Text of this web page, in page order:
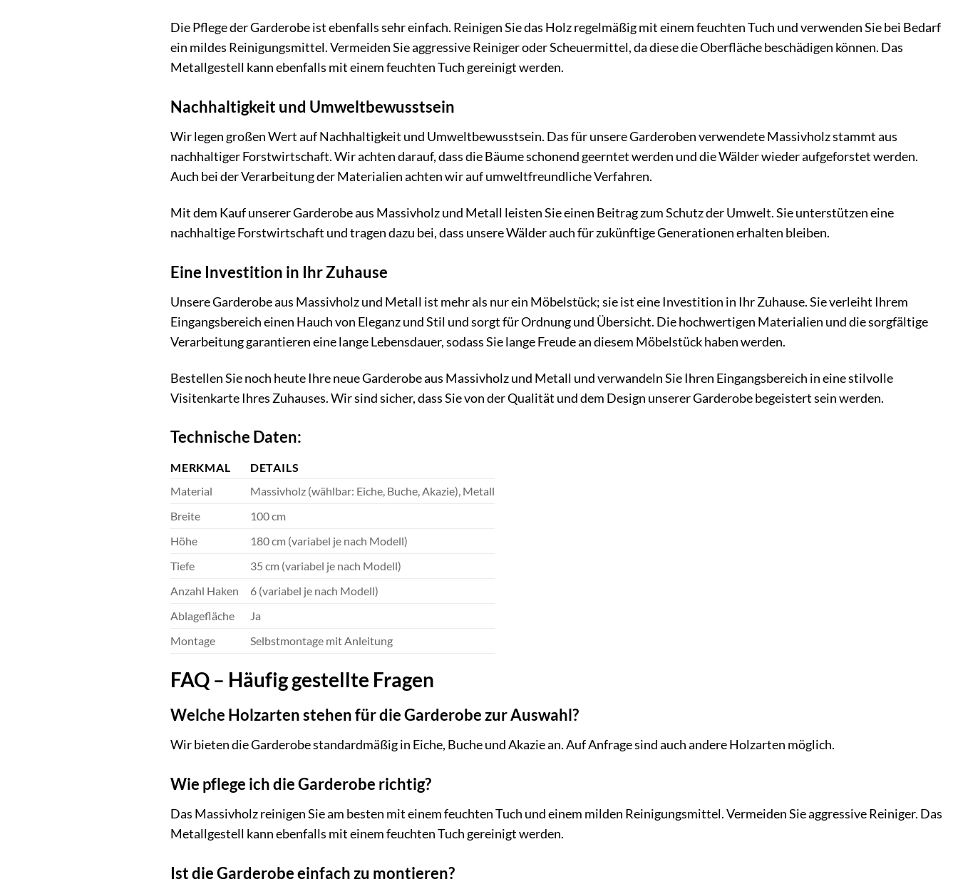
Die Pflege der Garderobe ist ebenfalls sehr einfach. Reinigen Sie das Holz regelmäßig mit einem feuchten Tuch und verwenden Sie bei Bedarf
ein mildes Reinigungsmittel. Vermeiden Sie aggressive Reiniger oder Scheuermittel, da diese die Oberfläche beschädigen können. Das
Metallgestell kann ebenfalls mit einem feuchten Tuch gereinigt werden.
Nachhaltigkeit und Umweltbewusstsein
Wir legen großen Wert auf Nachhaltigkeit und Umweltbewusstsein. Das für unsere Garderoben verwendete Massivholz stammt aus
nachhaltiger Forstwirtschaft. Wir achten darauf, dass die Bäume schonend geerntet werden und die Wälder wieder aufgeforstet werden.
Auch bei der Verarbeitung der Materialien achten wir auf umweltfreundliche Verfahren.
Mit dem Kauf unserer Garderobe aus Massivholz und Metall leisten Sie einen Beitrag zum Schutz der Umwelt. Sie unterstützen eine
nachhaltige Forstwirtschaft und tragen dazu bei, dass unsere Wälder auch für zukünftige Generationen erhalten bleiben.
Eine Investition in Ihr Zuhause
Unsere Garderobe aus Massivholz und Metall ist mehr als nur ein Möbelstück; sie ist eine Investition in Ihr Zuhause. Sie verleiht Ihrem
Eingangsbereich einen Hauch von Eleganz und Stil und sorgt für Ordnung und Übersicht. Die hochwertigen Materialien und die sorgfältige
Verarbeitung garantieren eine lange Lebensdauer, sodass Sie lange Freude an diesem Möbelstück haben werden.
Bestellen Sie noch heute Ihre neue Garderobe aus Massivholz und Metall und verwandeln Sie Ihren Eingangsbereich in eine stilvolle
Visitenkarte Ihres Zuhauses. Wir sind sicher, dass Sie von der Qualität und dem Design unserer Garderobe begeistert sein werden.
Technische Daten:
MERKMAL
DETAILS
Material
Massivholz (wählbar: Eiche, Buche, Akazie), Metall
Breite
100 cm
Höhe
180 cm (variabel je nach Modell)
Tiefe
35 cm (variabel je nach Modell)
Anzahl Haken
6 (variabel je nach Modell)
Ablagefläche
Ja
Montage
Selbstmontage mit Anleitung
FAQ – Häufig gestellte Fragen
Welche Holzarten stehen für die Garderobe zur Auswahl?
Wir bieten die Garderobe standardmäßig in Eiche, Buche und Akazie an. Auf Anfrage sind auch andere Holzarten möglich.
Wie pflege ich die Garderobe richtig?
Das Massivholz reinigen Sie am besten mit einem feuchten Tuch und einem milden Reinigungsmittel. Vermeiden Sie aggressive Reiniger. Das
Metallgestell kann ebenfalls mit einem feuchten Tuch gereinigt werden.
Ist die Garderobe einfach zu montieren?